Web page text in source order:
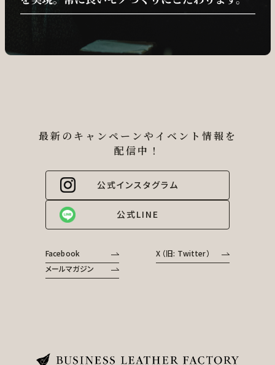
最新のキャンペーンやイベント情報を
配信中！
公式インスタグラム
公式LINE
Facebook
X （旧: Twitter）
メールマガジン